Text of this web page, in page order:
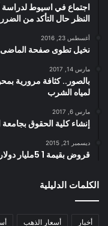
اجتماع في اسيوط لدراسة
النظر حال التأكد من الضرر
أغسطس 23, 2016
نخيل تطوى صفحة الماضى
مارس 14, 2017
بالصور.. كثافة مرورية
لمياه الشرب
مارس 6, 2017
إنشاء كلية الحقوق بجامعة
ديسمبر 21, 2015
قروض بقيمة 1 5مليار دولار لتنمية سيناء
الكلمات الدليلية
أخبار أسعار الذهب